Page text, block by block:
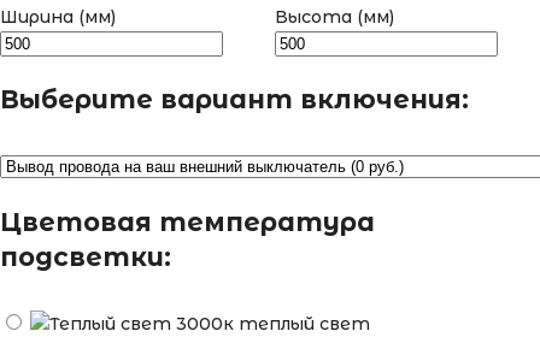
Ширина (мм) Высота (мм)
Выберите вариант включения:
Цветовая температура
подсветки:
теплый свет